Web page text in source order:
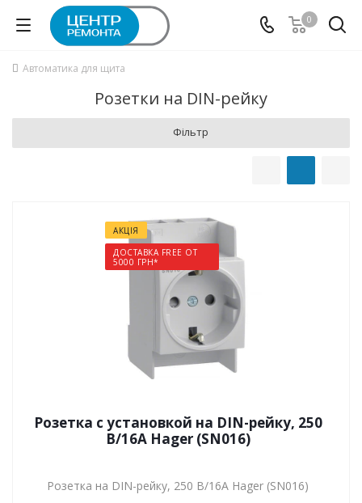
0
Автоматика для щита
Розетки на DIN-рейку
Фільтр
АКЦІЯ
ДОСТАВКА FREE ОТ
5000 ГРН*
Розетка с установкой на DIN-рейку, 250
В/16А Hager (SN016)
Розетка на DIN-рейку, 250 В/16А Hager (SN016)